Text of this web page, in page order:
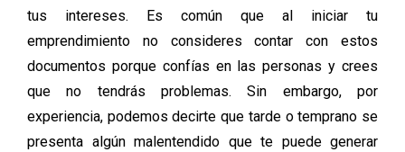
tus intereses. Es común que al iniciar tu
emprendimiento no consideres contar con estos
documentos porque confías en las personas y crees
que no tendrás problemas. Sin embargo, por
experiencia, podemos decirte que tarde o temprano se
presenta algún malentendido que te puede generar